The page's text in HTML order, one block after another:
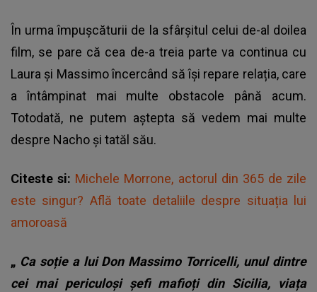
În urma împușcăturii de la sfârșitul celui de-al doilea
film, se pare că cea de-a treia parte va continua cu
Laura și Massimo încercând să își repare relația, care
a întâmpinat mai multe obstacole până acum.
Totodată, ne putem aștepta să vedem mai multe
despre Nacho și tatăl său.
Citeste si: Michele Morrone, actorul din 365 de zile
este singur? Află toate detaliile despre situația lui
amoroasă
„ Ca soție a lui Don Massimo Torricelli, unul dintre
cei mai periculoși șefi mafioți din Sicilia, viața